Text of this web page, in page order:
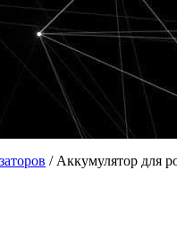
/ Аккумулятор для